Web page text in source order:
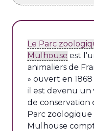
Le Parc
Mulhouse est
animaliers de
» ouvert en
il est devenu
de conservation
Parc
Mulhouse